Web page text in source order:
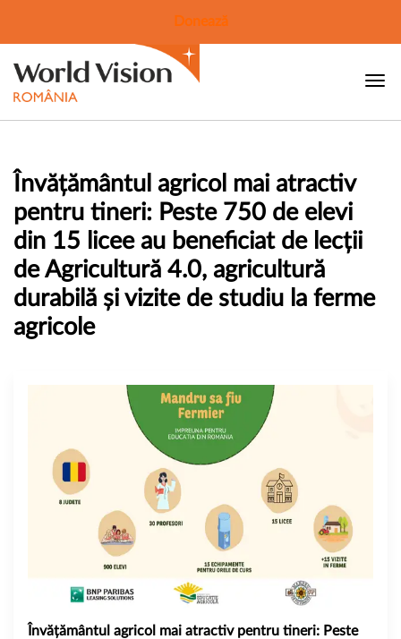
Donează
Învățământul agricol mai atractiv
pentru tineri: Peste 750 de elevi
din 15 licee au beneficiat de lecții
de Agricultură 4.0, agricultură
durabilă și vizite de studiu la ferme
agricole
Învățământul agricol mai atractiv pentru tineri: Peste